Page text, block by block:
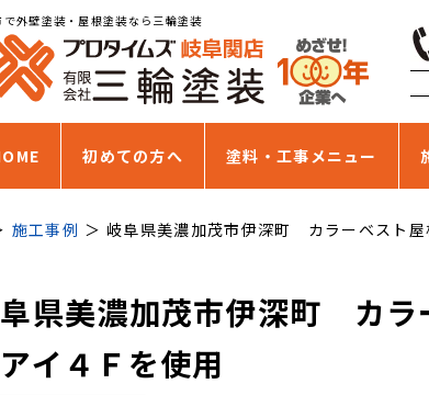
で外壁塗装・屋根塗装なら三輪塗装
初めての方へ 塗料・工事メニュー
施工事例 岐阜県美濃加茂市伊深町 カラーベスト
県美濃加茂市伊深町 カ
イ４Ｆを使用